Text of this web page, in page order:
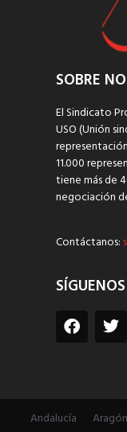
SOBRE
El Sindicato
USO (Unión
11.000
tiene más de
negociación
Contáctanos:
SÍGUENOS
Andalucía Aragón